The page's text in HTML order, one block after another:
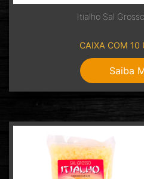
Itialho Sal
CAIXA COM 10
Saiba